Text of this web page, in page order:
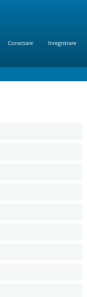
Conectare Inregistrare